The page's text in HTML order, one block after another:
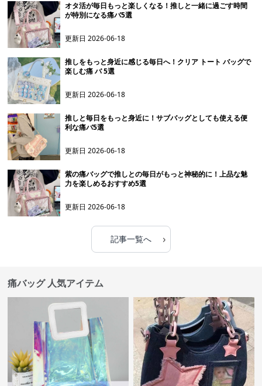
オタ活が毎日もっと楽しくなる！推しと一緒に過ごす時間
が特別になる痛バ5選
更新日2026-06-18
推しをもっと身近に感じる毎日へ！クリア トート バッグで
楽しむ痛 バ 5選
更新日2026-06-18
推しと毎日をもっと身近に！サブバッグとしても使える便
利な痛バ5選
更新日2026-06-18
紫の痛バッグで推しとの毎日がもっと神秘的に！上品な魅
力を楽しめるおすすめ5選
更新日2026-06-18
記事一覧へ ›
痛バッグ 人気アイテム